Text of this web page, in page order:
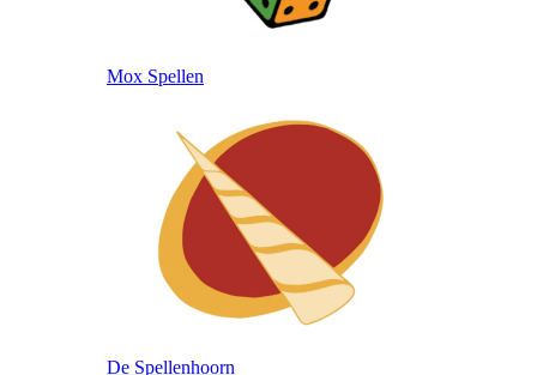
Mox Spellen
De Spellenhoorn